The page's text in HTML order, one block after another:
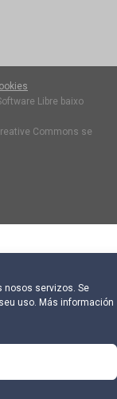
nosos servizos. Se
uso. Más información
Libre baixo
Commons se